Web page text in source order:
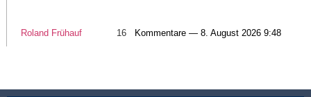
Roland Frühauf 16 Kommentare — 8. August 2026 9:48